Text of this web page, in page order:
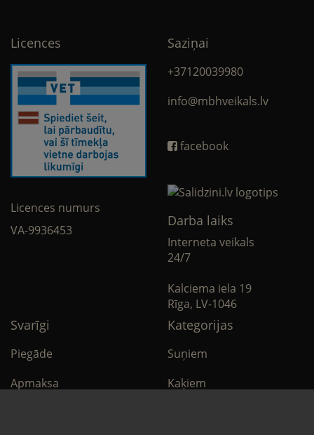
Licences
Licences numurs
VA-9936453
Saziņai
+37120039980
info@mbhveikals.lv
facebook
Darba laiks
Interneta veikals
24/7
Kalciema iela 19
Rīga, LV-1046
Svarīgi
Piegāde
Apmaksa
Kategorijas
Suņiem
Kaķiem